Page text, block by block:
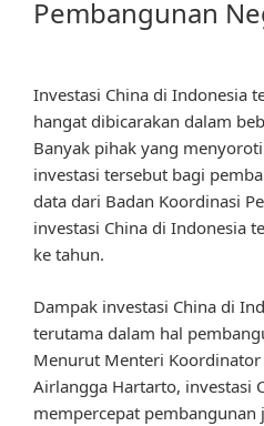
Pembangunan
Investasi China di Indonesia
hangat dibicarakan dalam
Banyak pihak yang
investasi tersebut bagi
data dari Badan Koordinasi
investasi China di Indonesia
ke tahun.
Dampak investasi China di
terutama dalam hal
Menurut Menteri
Airlangga Hartarto, investasi
mempercepat pembangunan